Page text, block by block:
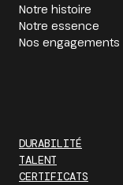
Notre histoire
Notre essence
Nos engagements
DURABILITÉ
TALENT
CERTIFICATS